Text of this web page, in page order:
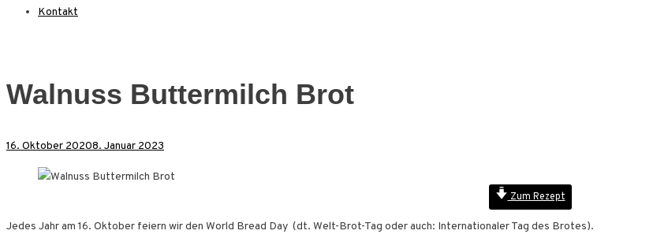
Kontakt
Walnuss Buttermilch Brot
16. Oktober 20208. Januar 2023
Zum Rezept
Jedes Jahr am 16. Oktober feiern wir den World Bread Day (dt. Welt-Brot-Tag oder auch: Internationaler Tag des Brotes).